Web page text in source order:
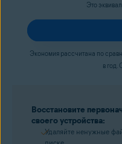
Восстановите
своего устройства:
Удаляйте ненужные
Это
Экономия рассчитана по
в год.